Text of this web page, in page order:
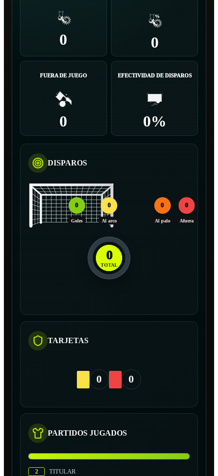
0 0
FUERA DE JUEGO
0
EFECTIVIDAD DE DISPAROS
0%
DISPAROS
0
Goles
0
Al arco
0
Al palo
0
Afuera
0
TOTAL
TARJETAS
0 0
PARTIDOS JUGADOS
2
TITULAR